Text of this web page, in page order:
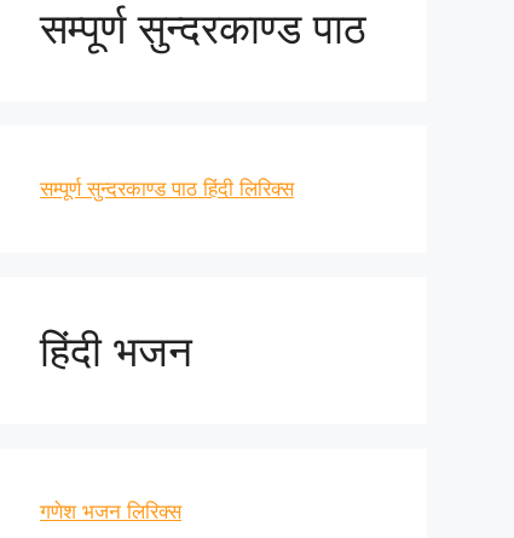
सम्पूर्ण सुन्दरकाण्ड पाठ
सम्पूर्ण सुन्दरकाण्ड पाठ हिंदी लिरिक्स
हिंदी भजन
गणेश भजन लिरिक्स